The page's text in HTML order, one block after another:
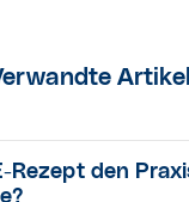
Artikel
Rezept den